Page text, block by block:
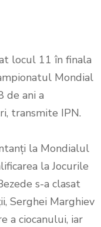
locul 11 în finala
Mondial
de ani a
transmite IPN.
la Mondialul
la Jocurile
s-a clasat
Serghei Marghiev
a ciocanului, iar